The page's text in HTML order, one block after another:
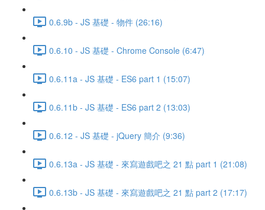
0.6.9b - JS 基礎 - 物件 (26:16)
0.6.10 - JS 基礎 - Chrome Console (6:47)
0.6.11a - JS 基礎 - ES6 part 1 (15:07)
0.6.11b - JS 基礎 - ES6 part 2 (13:03)
0.6.12 - JS 基礎 - jQuery 簡介 (9:36)
0.6.13a - JS 基礎 - 來寫遊戲吧之 21 點 part 1 (21:08)
0.6.13b - JS 基礎 - 來寫遊戲吧之 21 點 part 2 (17:17)